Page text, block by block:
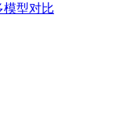
模型对比